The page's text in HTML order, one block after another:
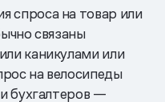
спроса на товар или
связаны
каникулами или
на велосипеды
бухгалтеров —